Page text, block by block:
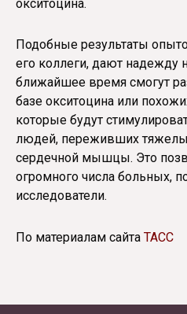
окситоцина.
Подобные результаты
его коллеги, дают надежду
ближайшее время смогут
базе окситоцина или
которые будут
людей, переживших
сердечной мышцы. Это
огромного числа больных,
исследователи.
По материалам сайта ТАСС